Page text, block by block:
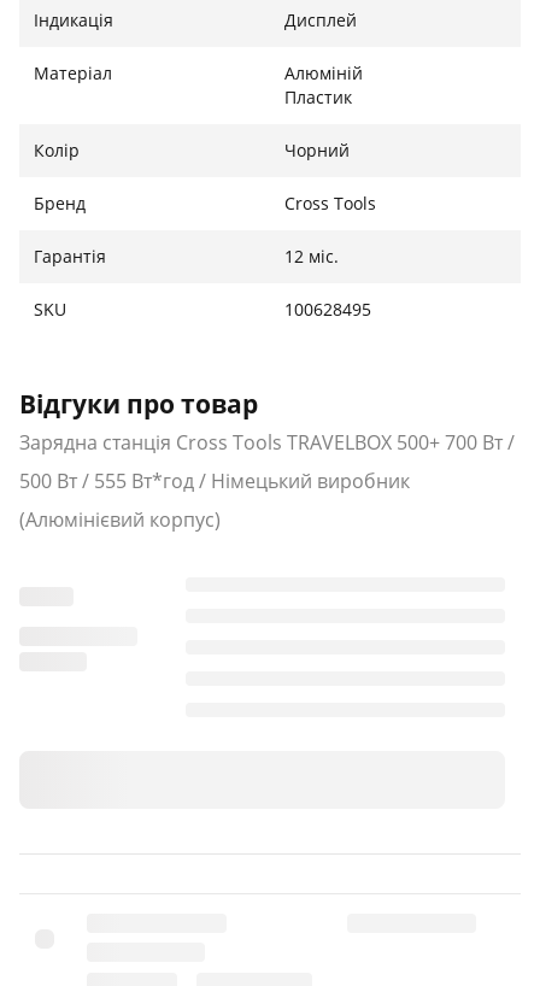
інтегровано потужний світлодіодний ліхтар, який
може працювати в кількох режимах яскравості,
слугуючи локальним джерелом світла під час
блекаутів чи відпочинку на природі. За безпеку
інтелектуальна система керування батареєю (BMS).
техніки та самої станції від короткого замикання,
розряду та надмірної зарядки, гарантуючи тривалий
Індикація Дисплей
Матеріал
Алюміній
Пластик
Колір Чорний
Бренд Cross Tools
Гарантія 12 міс.
SKU 100628495
Відгуки про товар
Зарядна станція Cross Tools TRAVELBOX 500+ 700 Вт /
500 Вт / 555 Вт*год / Німецький виробник
(Алюмінієвий корпус)